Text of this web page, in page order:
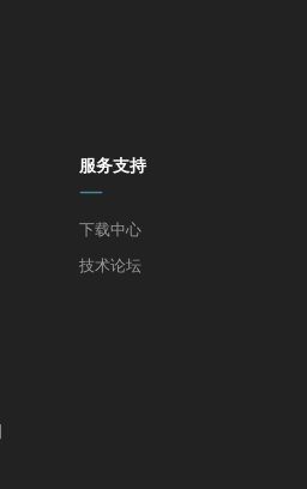
服务支持
—
下载中心
技术论坛